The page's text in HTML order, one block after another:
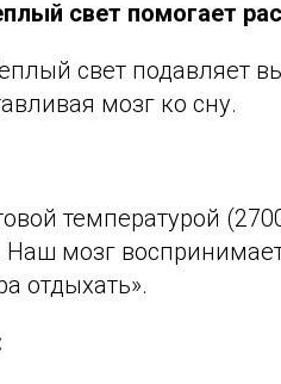
свет помогает
свет подавляет
мозг ко сну.
температурой
мозг
отдыхать».